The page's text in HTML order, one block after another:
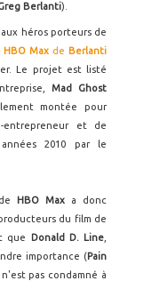
Berlanti).
héros porteurs de
HBO MaxdeBerlanti
Le projet est listé
Mad Ghost
montée pour
et de
2010 par le
HBO Max a donc
du film de
que Donald D. Line
importance (Pain
pas condamné à